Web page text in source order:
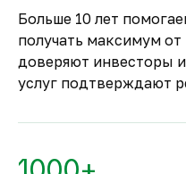
только после ввода
Комфортное и
безопасное место
жизни
По уровню
Больше 10 лет
получать максимум
доверяют инвесторы
услуг подтверждают